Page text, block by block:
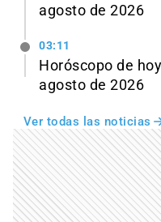
agosto de 2026
03:11
Horóscopo de
agosto de 2026
Ver todas las noticias